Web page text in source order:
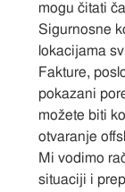
mogu čitati
Sigurnosne
lokacijama
Fakture,
pokazani
možete biti
otvaranje
Mi vodimo
situaciji i